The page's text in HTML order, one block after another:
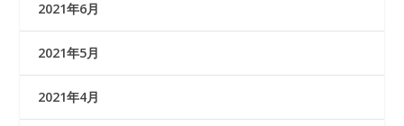
2021年6月
2021年5月
2021年4月